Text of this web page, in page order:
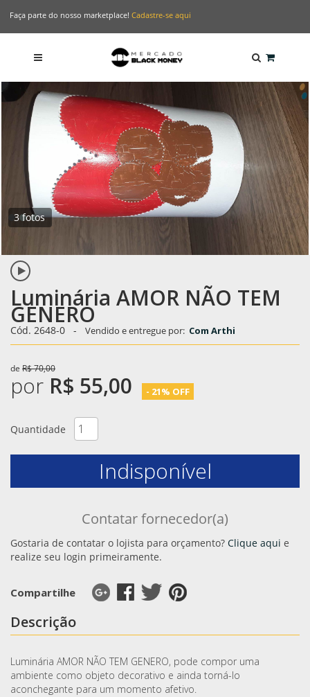
Faça parte do nosso marketplace! Cadastre-se aqui
3 fotos
Luminária AMOR NÃO TEM
GENERO
Cód. 2648-0 - Vendido e entregue por: Com Arthi
de R$ 70,00
por R$ 55,00 - 21% OFF
Quantidade
Indisponível
Contatar fornecedor(a)
Gostaria de contatar o lojista para orçamento? Clique aqui e
realize seu login primeiramente.
Compartilhe
Descrição
Luminária AMOR NÃO TEM GENERO, pode compor uma
ambiente como objeto decorativo e ainda torná-lo
aconchegante para um momento afetivo.